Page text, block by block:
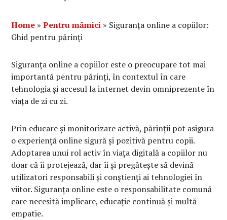
Home »Pentru mămici » Siguranța online a copiilor:
Ghid pentru părinți
Siguranța online a copiilor este o preocupare tot mai
importantă pentru părinți, în contextul în care
tehnologia și accesul la internet devin omniprezente în
viața de zi cu zi.
Prin educare și monitorizare activă, părinții pot asigura
o experiență online sigură și pozitivă pentru copii.
Adoptarea unui rol activ în viața digitală a copiilor nu
doar că îi protejează, dar îi și pregătește să devină
utilizatori responsabili și conștienți ai tehnologiei în
viitor. Siguranța online este o responsabilitate comună
care necesită implicare, educație continuă și multă
empatie.